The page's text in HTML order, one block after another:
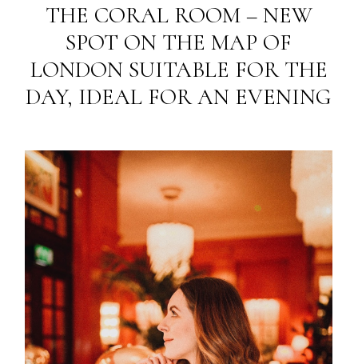
THE CORAL ROOM – NEW
SPOT ON THE MAP OF
LONDON SUITABLE FOR THE
DAY, IDEAL FOR AN EVENING